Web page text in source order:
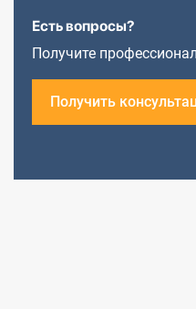
Есть вопросы?
Получите
Получить